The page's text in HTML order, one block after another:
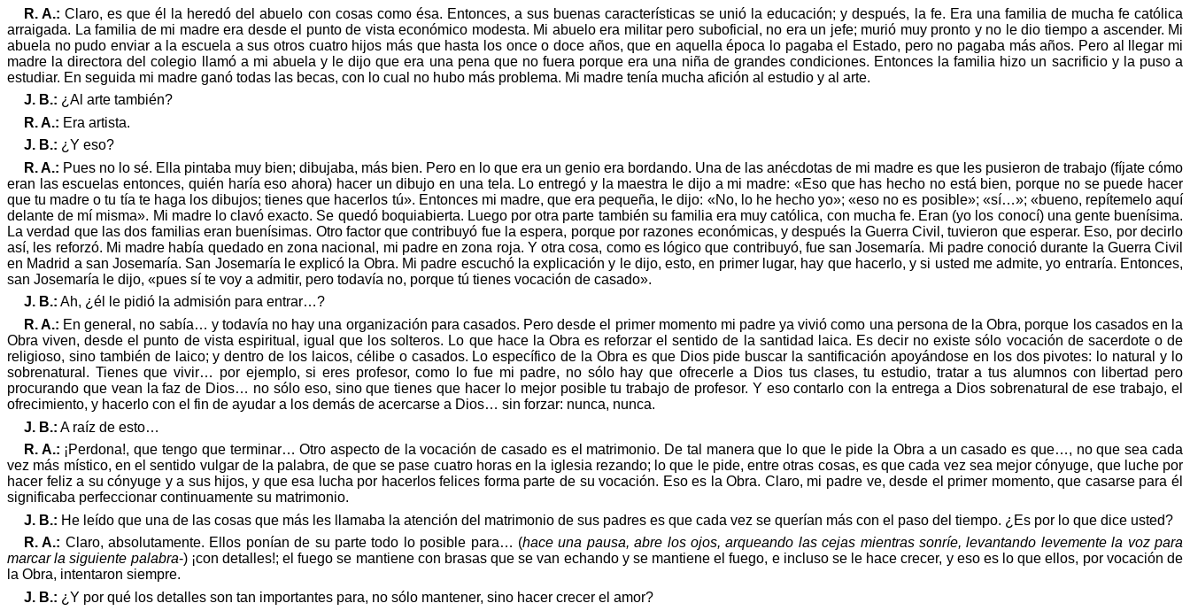
R. A.: Claro, es queé l la heredó del abuelo con cosas como ésa. Entonces, a sus buenas características se unió la educación; ydespués, la fe. Era una familia de mucha fe cató lica
arraigada. La familia de mi madre era desde el punto de vista económico modesta. Mi abuelo era militarpero suboficial, no era un jefe; murió muy pronto y no le dio tiempo a ascender. Mi
abuela no pudo enviar a la escuela a sus otros cuatro hijos más que hasta los once o doce años, que en aquellaépoca lo pagaba el Estado, pero no pagaba más años. Pero al llegar mi
madre la directora del colegio llamó a mi abuela y le dijo que era una pena que no fuera porque era una niña de grandes condiciones. Entonces la familia hizo un sacrificio y la puso a
estudiar. En seguida mi madre ganó todas las becas, con lo cual no hubo más problema. Mi madre tenía mucha afición al estudio y al arte.
J. B.: ¿Al arte también?
R. A.: Era artista.
J. B.: ¿Y eso?
R. A.: Pues no lo sé. Ella pintaba muy bien; dibujaba, más bien. Pero en lo que era un genio era bordando. Una de las anécdotasde mi madre es que les pusieron de trabajo (fíjate cómo
eran las escuelas entonces, quién haría eso ahora) hacer un dibujo en una tela. Lo entregó y la maestra le dijo a mi madre: «Eso que has hecho no está bien, porque no se puede hacer
que tu madre o tu tía te haga los dibujos; tienes que hacerlos tú». Entonces mi madre, que era pequeña, le dijo: «No, lo he hecho yo»;«eso no es posible»; «sí…»; «bueno, repítemelo aquí
delante de mí misma». Mi madre lo clavóexacto. Se quedóboquiabierta. Luego por otra parte también su familia era muy católica, con mucha fe. Eran (yo los conocí) una gente buenísima.
La verdad que las dos familias eran buenísimas. Otro factor que contribuyó fue la espera, porque por razones económicas, ydespués la Guerra Civil, tuvieron que esperar. Eso, por decirlo
así, les reforzó. Mi madre había quedado en zona nacional, mi padre en zona roja. Y otra cosa, como es lógico que contribuyó, fue san Josemaría. Mi padre conoció durante la Guerra Civil
en Madrid a sanJosemaría. San Josemaría le explicó la Obra. Mi padre escuchó la explicación y le dijo, esto, en primer lugar, hay que hacerlo, y si usted me admite, yo entraría. Entonces,
san Josemaría le dijo, «pues sí te voy a admitir, pero todavía no, porque tú tienes vocación de casado».
J. B.: Ah, ¿él le pidió la admisión para entrar…?
R. A.: En general, no sabía… y todavía no hay una organización para casados. Pero desde el primer momento mi padre ya vivió como una persona de la Obra, porque los casados en la
Obra viven, desde el punto de vista espiritual, igual que los solteros. Lo que hace la Obra es reforzar el sentido de la santidad laica. Esdecir no existe sólo vocación de sacerdote o de
religioso, sino también de laico; y dentro de los laicos, célibe o casados. Lo específico de la Obra es que Dios pide buscar la santificación apoyándose en los dos pivotes: lo natural y lo
sobrenatural. Tienes que vivir… por ejemplo, si eres profesor, como lo fue mi padre, no sólo hay que ofrecerle a Dios tus clases, tu estudio, tratar a tus alumnos con
libertad pero
procurando que vean la faz de Dios… no sóloeso, sino que tienes que hacer lo mejor posible tu trabajo de profesor. Y eso contarlo con la entrega a Dios sobrenatural de ese trabajo, el
ofrecimiento, y hacerlo con el fin de ayudar a los demás de acercarse a Dios… sin forzar: nunca, nunca.
J. B.: A raíz de esto…
R. A.: ¡Perdona!, que tengo que terminar… Otro aspecto de la vocación de casado es el matrimonio. De tal manera que lo que le pide la Obra a un casado es que…, no que sea cada
vez más místico, en el sentido vulgar de la palabra, de que se pase cuatro horas en la iglesia rezando; lo que le pide, entre otras cosas, es que cada vez sea mejor cónyuge, que luche por
hacer feliz a su cónyuge y a sus hijos, y que esa lucha por hacerlos felices forma parte de su vocación. Eso es la Obra. Claro, mi padre ve, desde el primer momento, que casarse para é
significaba perfeccionar continuamente su matrimonio.
J. B.: He leídoque una de las cosas que más les llamaba la atención del matrimonio de sus padres es que cada vez se querían más con el paso del tiempo. ¿Es por lo que dice usted?
R. A.: Claro, absolutamente. Ellos ponían de su parte todo lo posible para… (hace una pausa, abre los ojos, arqueando las cejas mientras sonríe, levantando levemente la voz para
marcar la siguiente palabra-) ¡con detalles!; el fuego se mantiene con brasas que se van echando y se mantiene el fuego, e incluso se le hace crecer, y eso es lo que ellos, por vocación de
la Obra, intentaron siempre.
J. B.: ¿Y por qué los detalles son tan importantes para, no sólo mantener, sino hacer crecer el amor?